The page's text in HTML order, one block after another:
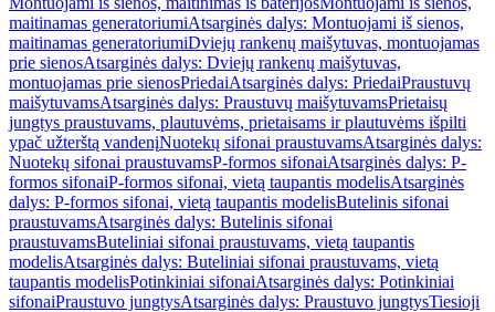
maitinamas generatoriumiAtsarginės dalys: Montuojami iš sienos,
maitinamas generatoriumiDviejų rankenų maišytuvas, montuojamas
prie sienosAtsarginės dalys: Dviejų rankenų maišytuvas,
montuojamas prie sienosPriedaiAtsarginės dalys: PriedaiPraustuvų
maišytuvamsAtsarginės dalys: Praustuvų maišytuvamsPrietaisų
jungtys praustuvams, plautuvėms, prietaisams ir plautuvėms išpilti
ypač užterštą vandenįNuotekų sifonai praustuvamsAtsarginės dalys:
Nuotekų sifonai praustuvamsP-formos sifonaiAtsarginės dalys: P-
formos sifonaiP-formos sifonai, vietą taupantis modelisAtsarginės
dalys: P-formos sifonai, vietą taupantis modelisButelinis sifonai
praustuvamsAtsarginės dalys: Butelinis sifonai
praustuvamsButeliniai sifonai praustuvams, vietą taupantis
modelisAtsarginės dalys: Buteliniai sifonai praustuvams, vietą
taupantis modelisPotinkiniai sifonaiAtsarginės dalys: Potinkiniai
sifonaiPraustuvo jungtysAtsarginės dalys: Praustuvo jungtysTiesioji